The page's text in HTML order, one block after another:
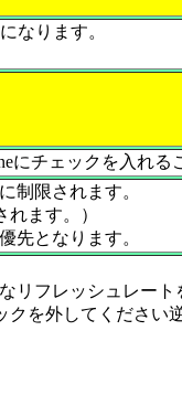
なります。
にチェックを入れる
制限されます。
ます。）
先となります。
リフレッシュレー
を外してください